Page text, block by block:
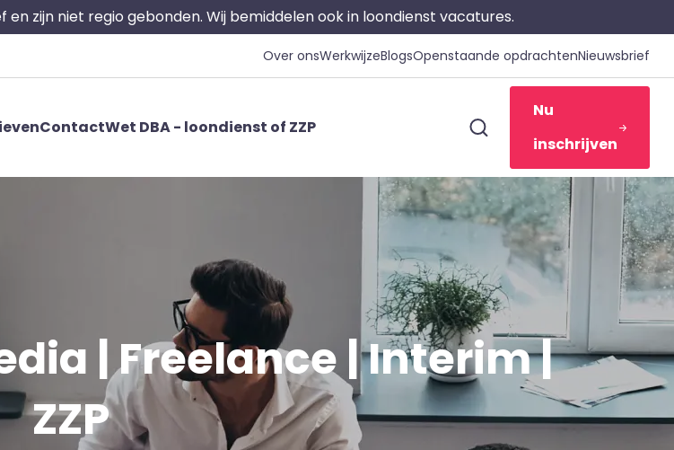
en zijn niet regio gebonden. Wij bemiddelen ook in loondienst vacatures.
Over onsWerkwijzeBlogsOpenstaande opdrachtenNieuwsbrief
ContactWet DBA - loondienst of ZZP
Nu
inschrijven
| Freelance | Interim |
ZZP